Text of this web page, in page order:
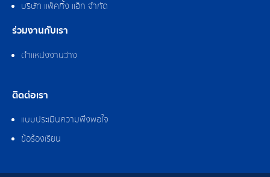
บริษัท แพ็คกิ้ง แอ็ก จำกัด
ร่วมงานกับเรา
ตำแหน่งงานว่าง
ติดต่อเรา
แบบประเมินความพึงพอใจ
ข้อร้องเรียน